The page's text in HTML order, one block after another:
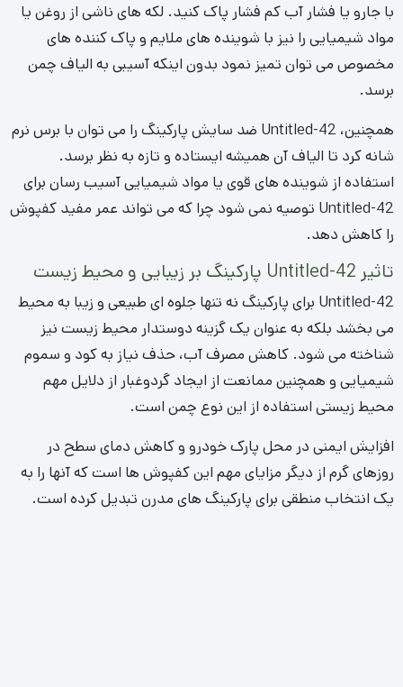
با جارو یا فشار آب کم فشار پاک کنید. لکه های ناشی از روغن یا
مواد شیمیایی را نیز با شوینده های ملایم و پاک کننده های
مخصوص می توان تمیز نمود بدون اینکه آسیبی به الیاف چمن
برسد.
همچنین، Untitled-42 ضد سایش پارکینگ را می توان با برس نرم
شانه کرد تا الیاف آن همیشه ایستاده و تازه به نظر برسد.
استفاده از شوینده های قوی یا مواد شیمیایی آسیب رسان برای
Untitled-42 توصیه نمی شود چرا که می تواند عمر مفید کفپوش
را کاهش دهد.
تاثیر Untitled-42 پارکینگ بر زیبایی و محیط زیست
Untitled-42 برای پارکینگ نه تنها جلوه ای طبیعی و زیبا به محیط
می بخشد بلکه به عنوان یک گزینه دوستدار محیط زیست نیز
شناخته می شود. کاهش مصرف آب، حذف نیاز به کود و سموم
شیمیایی و همچنین ممانعت از ایجاد گردوغبار از دلایل مهم
محیط زیستی استفاده از این نوع چمن است.
افزایش ایمنی در محل پارک خودرو و کاهش دمای سطح در
روزهای گرم از دیگر مزایای مهم این کفپوش ها است که آنها را به
یک انتخاب منطقی برای پارکینگ های مدرن تبدیل کرده است.